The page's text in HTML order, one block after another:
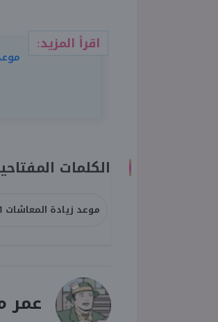
اقرأ المزيد:
الكلمات
موعد زيادة المعاشات 2021